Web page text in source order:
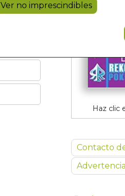
Ver no imprescindibles
Haz clic
Contacto